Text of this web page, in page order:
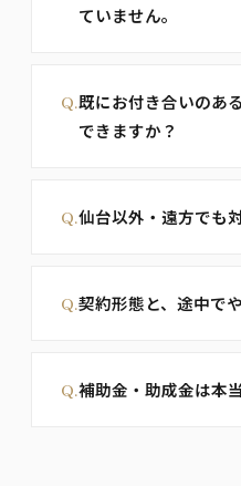
ていません。
Q.既にお付き合いのあ
できますか？
Q.仙台以外・遠方でも
Q.契約形態と、途中で
Q.補助金・助成金は本